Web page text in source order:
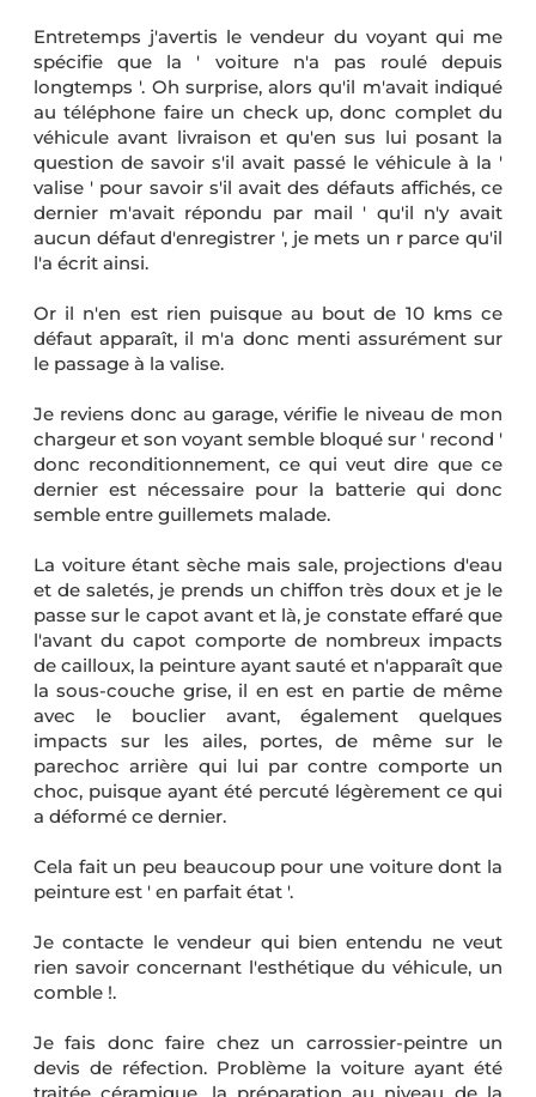
Entretemps j'avertis le vendeur du voyant qui me
spécifie que la ' voiture n'a pas roulé depuis
longtemps '. Oh surprise, alors qu'il m'avait indiqué
au téléphone faire un check up, donc complet du
véhicule avant livraison et qu'en sus lui posant la
question de savoir s'il avait passé le véhicule à la '
valise ' pour savoir s'il avait des défauts affichés, ce
dernier m'avait répondu par mail ' qu'il n'y avait
aucun défaut d'enregistrer ', je mets un r parce qu'il
l'a écrit ainsi.
Or il n'en est rien puisque au bout de 10 kms ce
défaut apparaît, il m'a donc menti assurément sur
le passage à la valise.
Je reviens donc au garage, vérifie le niveau de mon
chargeur et son voyant semble bloqué sur ' recond '
donc reconditionnement, ce qui veut dire que ce
dernier est nécessaire pour la batterie qui donc
semble entre guillemets malade.
La voiture étant sèche mais sale, projections d'eau
et de saletés, je prends un chiffon très doux et je le
passe sur le capot avant et là, je constate effaré que
l'avant du capot comporte de nombreux impacts
de cailloux, la peinture ayant sauté et n'apparaît que
la sous-couche grise, il en est en partie de même
avec le bouclier avant, également quelques
impacts sur les ailes, portes, de même sur le
parechoc arrière qui lui par contre comporte un
choc, puisque ayant été percuté légèrement ce qui
a déformé ce dernier.
Cela fait un peu beaucoup pour une voiture dont la
peinture est ' en parfait état '.
Je contacte le vendeur qui bien entendu ne veut
rien savoir concernant l'esthétique du véhicule, un
comble !.
Je fais donc faire chez un carrossier-peintre un
devis de réfection. Problème la voiture ayant été
traitée céramique, la préparation au niveau de la